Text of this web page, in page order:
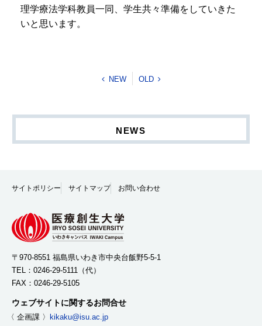
理学療法学科教員一同、学生共々準備をしていきた
いと思います。
NEW OLD
NEWS
サイトポリシー サイトマップ お問い合わせ
〒970-8551 福島県いわき市中央台飯野5-5-1
TEL： 0246-29-5111 （代）
FAX：0246-29-5105
ウェブサイトに関するお問合せ
〈 企画課 〉 kikaku@isu.ac.jp